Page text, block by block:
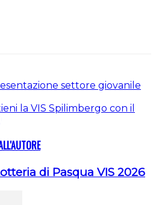
settore giovanile
la VIS Spilimbergo con il
di Pasqua VIS 2026